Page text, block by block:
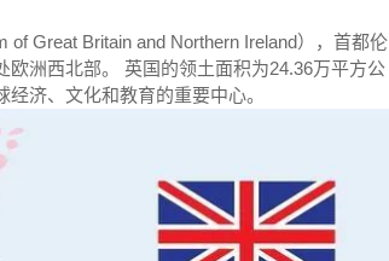
Great Britain and Northern Ireland），首都伦
洲西北部。 英国的领土面积为24.36万平方公
济、文化和教育的重要中心。